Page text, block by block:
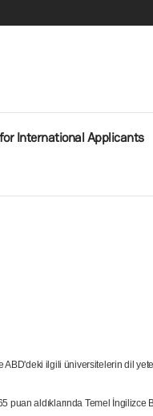
International Applicants
ilgili üniversitelerin dil
puan aldıklarında Temel İngilizce